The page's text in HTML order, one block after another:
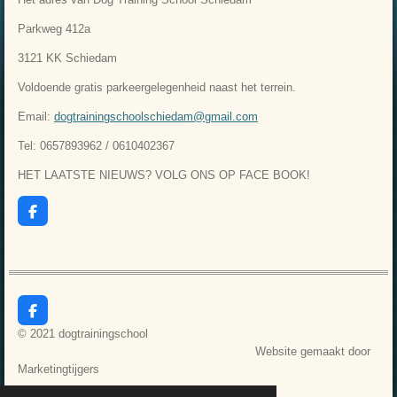
Parkweg 412a
3121 KK Schiedam
Voldoende gratis parkeergelegenheid naast het terrein.
Email: dogtrainingschoolschiedam@gmail.com
Tel: 0657893962 / 0610402367
HET LAATSTE NIEUWS? VOLG ONS OP FACE BOOK!
F
a
b
o
k
F
a
c
b
© 2021 dogtrainingschool
Website gemaakt door
Marketingtijgers